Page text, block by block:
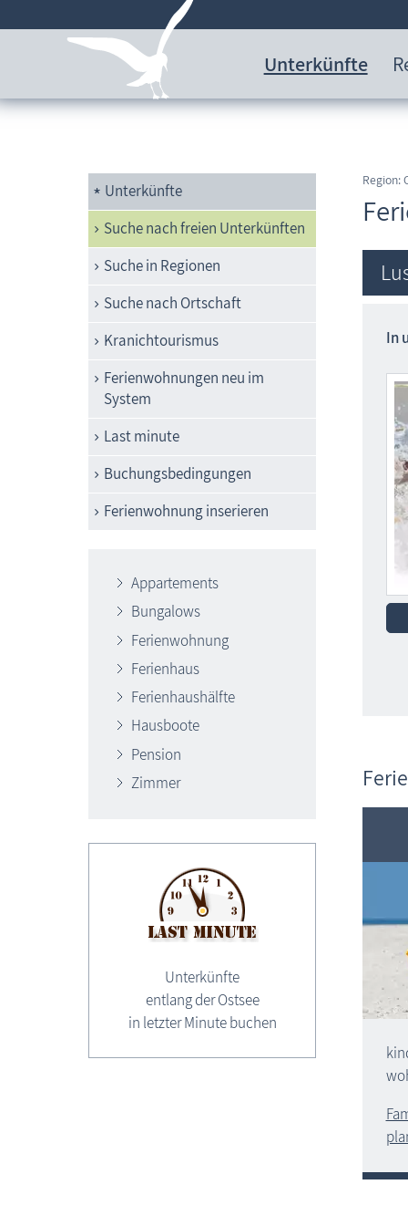
Unterkünfte
Unterkünfte
Suche nach freien Unterkünften
Suche in Regionen
Suche nach Ortschaft
Kranichtourismus
Ferienwohnungen neu im
System
Last minute
Buchungsbedingungen
Ferienwohnung inserieren
Appartements
Bungalows
Ferienwohnung
Ferienhaus
Ferienhaushälfte
Hausboote
Pension
Zimmer
Unterkünfte
entlang der Ostsee
in letzter Minute buchen
Region:
In